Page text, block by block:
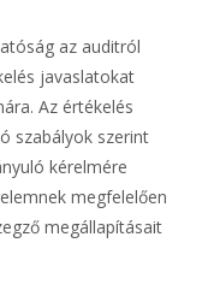
az auditról
javaslatokat
Az értékelés
szabályok szerint
kérelmére
megfelelően
megállapításait